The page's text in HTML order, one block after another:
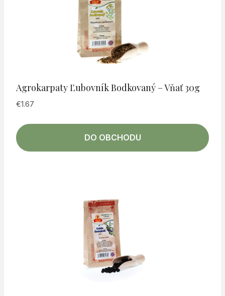
Agrokarpaty Ľubovník Bodkovaný – Vňať 30g
€1.67
DO OBCHODU